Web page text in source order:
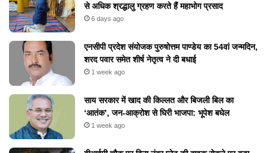
से अधिक श्रद्धालु ग्रहण करते हैं महाभोग प्रसाद
6 days ago
एनसीपी प्रदेश संयोजक पुरुषोत्तम पाण्डेय का 54वां जन्मदिन,
शरद पवार समेत शीर्ष नेतृत्व ने दी बधाई
1 week ago
​साय सरकार में खाद की किल्लत और बिजली बिल का
‘आतंक’, जन-आक्रोश से घिरी भाजपा: भूपेश बघेल
1 week ago